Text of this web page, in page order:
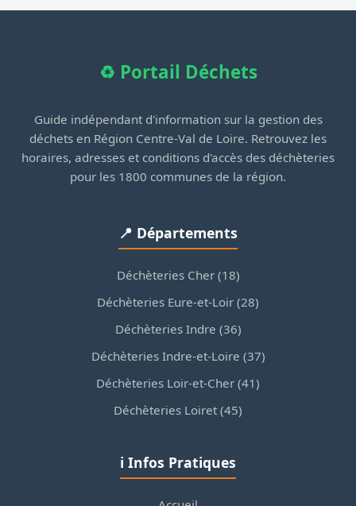
♻️ Portail Déchets
Guide indépendant d'information sur la gestion des
déchets en Région Centre-Val de Loire. Retrouvez les
horaires, adresses et conditions d'accès des déchèteries
pour les 1800 communes de la région.
📍 Départements
Déchèteries Cher (18)
Déchèteries Eure-et-Loir (28)
Déchèteries Indre (36)
Déchèteries Indre-et-Loire (37)
Déchèteries Loir-et-Cher (41)
Déchèteries Loiret (45)
ℹ️ Infos Pratiques